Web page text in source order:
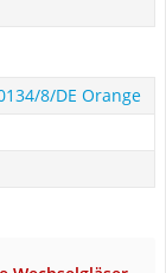
8/DE Orange